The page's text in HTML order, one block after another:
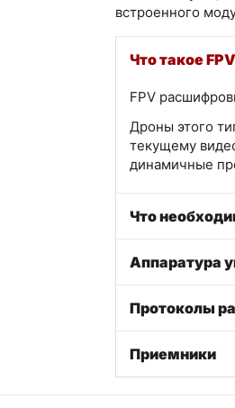
встроенного
Что такое
FPV
Дроны этого
текущему
динамичные
Что
Аппаратура
Протоколы
Приемники